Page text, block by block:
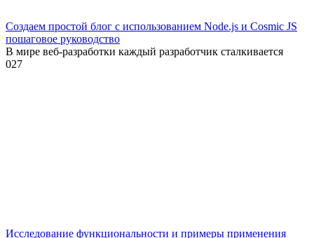
Создаем простой блог с использованием Node.js и Cosmic JS
пошаговое руководство
В мире веб-разработки каждый разработчик сталкивается
027
Исследование функциональности и примеры применения